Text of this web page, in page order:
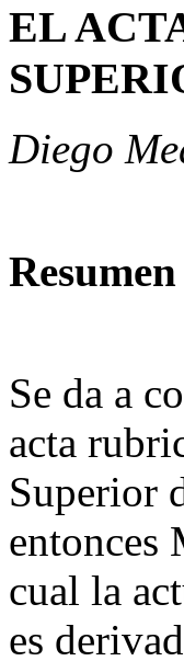
EL
Diego
Resumen
Se da a
acta
Superior
entonces
cual la
es